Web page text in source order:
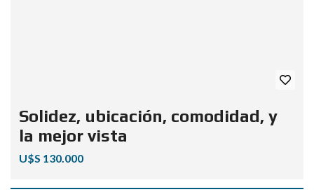
Solidez, ubicación, comodidad, y
la mejor vista
U$S 130.000